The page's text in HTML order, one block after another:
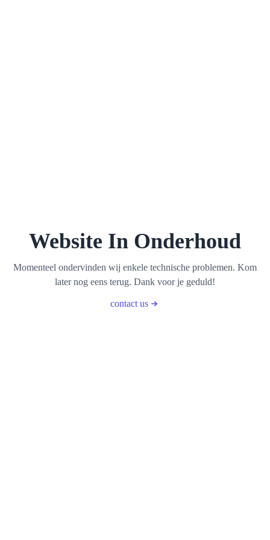
Website In Onderhoud
Momenteel ondervinden wij enkele technische problemen. Kom
later nog eens terug. Dank voor je geduld!
contact us